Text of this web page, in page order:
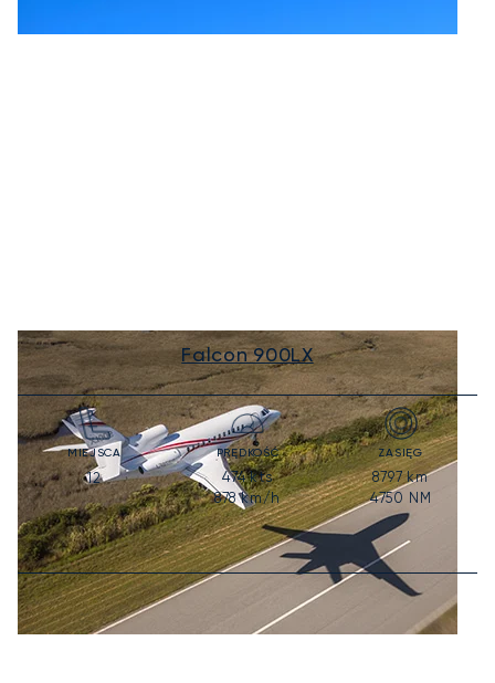
Falcon 900LX
MIEJSCA
12
PRĘDKOŚĆ
474kts
878km/h
ZASIĘG
8797km
4750 NM